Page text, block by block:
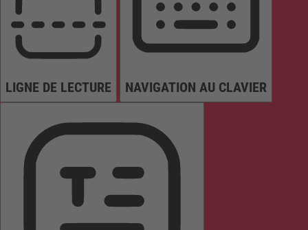
LIGNE DE LECTURE NAVIGATION AU CLAVIER